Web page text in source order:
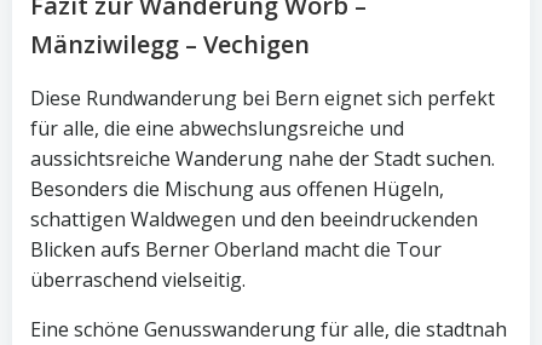
Mänziwilegg – Vechigen
Diese Rundwanderung bei Bern eignet sich perfekt
für alle, die eine abwechslungsreiche und
aussichtsreiche Wanderung nahe der Stadt suchen.
Besonders die Mischung aus offenen Hügeln,
schattigen Waldwegen und den beeindruckenden
Blicken aufs Berner Oberland macht die Tour
überraschend vielseitig.
Eine schöne Genusswanderung für alle, die stadtnah